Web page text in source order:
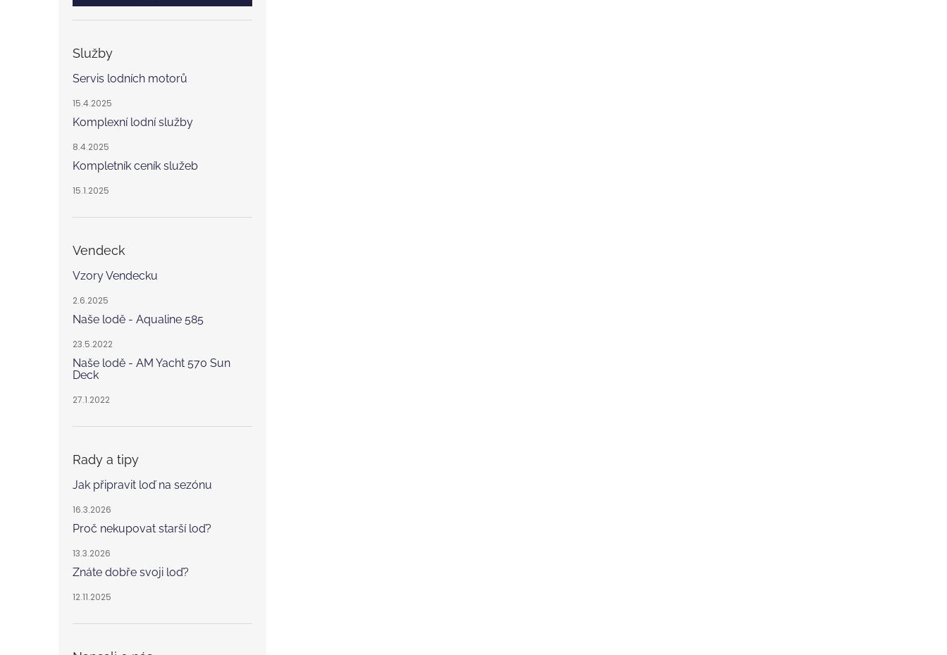
Služby
Servis lodních motorů
15.4.2025
Komplexní lodní služby
8.4.2025
Kompletník ceník služeb
15.1.2025
Vendeck
Vzory Vendecku
2.6.2025
Naše lodě - Aqualine 585
23.5.2022
Naše lodě - AM Yacht 570 Sun
Deck
27.1.2022
Rady a tipy
Jak připravit loď na sezónu
16.3.2026
Proč nekupovat starší loď?
13.3.2026
Znáte dobře svoji loď?
12.11.2025